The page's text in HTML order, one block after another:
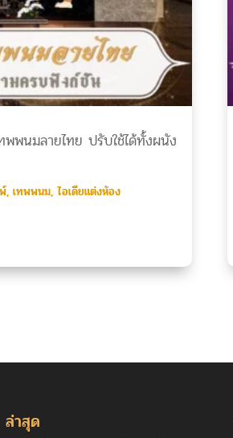
พพนมลายไทย ปรับใช้ได้ทั้งผนัง
, เทพพนม, ไอเดียแต่งห้อง
ล่าสุด